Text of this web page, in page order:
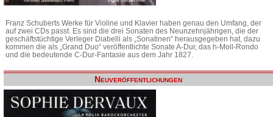
Franz Schuberts Werke für Violine und Klavier haben genau den Umfang, der
auf zwei CDs passt. Es sind die drei Sonaten des Neunzehnjährigen, die der
geschäftstüchtige Verleger Diabelli als „Sonatinen“ herausgegeben hat, dazu
kommen die als „Grand Duo“ veröffentlichte Sonate A-Dur, das h-Moll-Rondo
und die bedeutende C-Dur-Fantasie aus dem Jahr 1827.
Neuveröffentlichungen